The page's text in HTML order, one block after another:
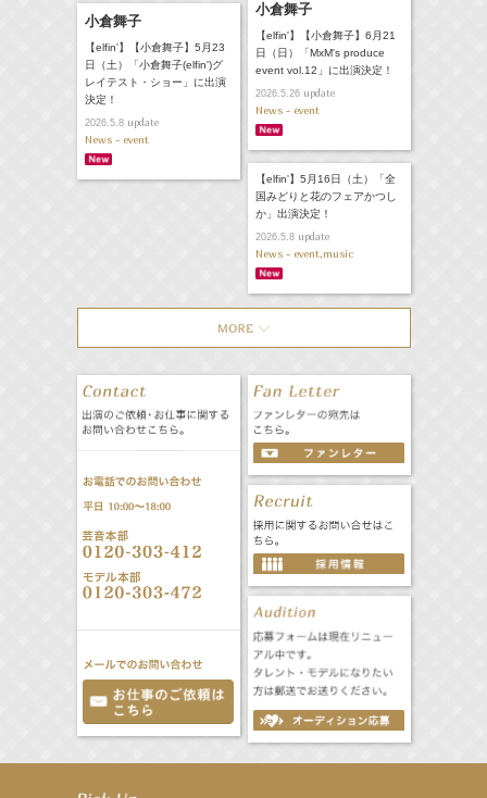
小倉舞子
【elfin'】【小倉舞子】6月21
日（日）「MxM's produce
event vol.12」に出演決定！
2026.5.26update
News - event
小倉舞子
【elfin'】【小倉舞子】5月23
日（土）「小倉舞子(elfin')グ
レイテスト・ショー」に出演
決定！
2026.5.8update
News - event
【elfin'】5月16日（土）「全
国みどりと花のフェアかつし
か」出演決定！
2026.5.8update
News - event,music